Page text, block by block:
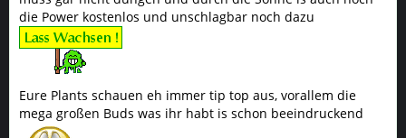
die Power kostenlos und unschlagbar noch dazu
Eure Plants schauen eh immer tip top aus, vorallem die
mega großen Buds was ihr habt is schon beeindruckend